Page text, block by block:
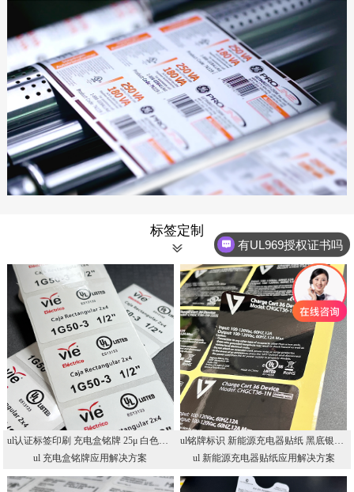
标签定制
ul认证标签印刷 充电盒铭牌 25μ 白色UL认证PET不干胶 UL标签印刷厂
ul 充电盒铭牌应用解决方案
ul铭牌标识 新能源充电器贴纸 黑底银字UL标贴 UL认证印刷厂
ul 新能源充电器贴纸应用解决方案
你们是怎么收费的呢